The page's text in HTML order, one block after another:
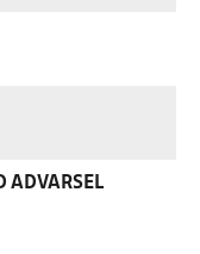
ADVARSEL